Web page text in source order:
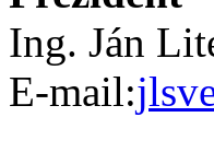
Ing. Ján
E-mail: